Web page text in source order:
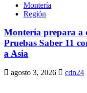
Montería
Región
Montería prepara a
Pruebas Saber 11
a Asia
agosto 3, 2026 cdn24